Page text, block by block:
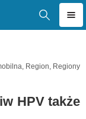
, Region, Regiony
HPV także